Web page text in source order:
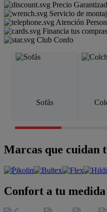
Precio
Servicio de
Atención
Financia tus
Club Confo
Sofás
Marcas que cuidan
Confort a tu medida